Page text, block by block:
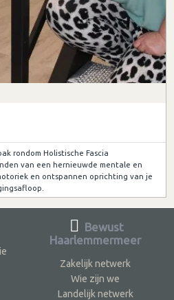
rondom Holistische Fascia
van een hernieuwde mentale en
en ontspannen oprichting van je
Bewust
Haarlemmermeer
Zakelijk netwerk
Wie zijn we
Landelijk netwerk